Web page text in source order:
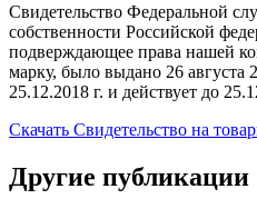
Свидетельство Федеральной
собственности Российской
подверждающее права нашей
марку, было выдано 26 августа
25.12.2018 г. и действует до
Скачать Свидетельство на
Другие публикации